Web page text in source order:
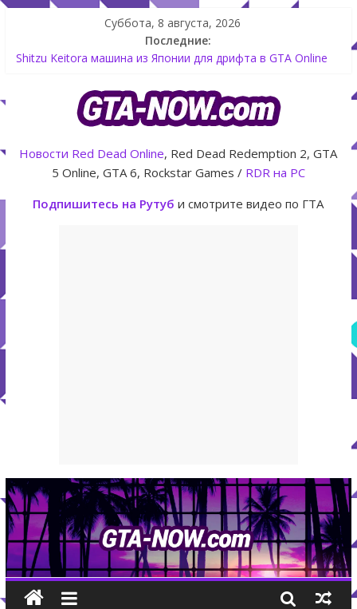
Суббота, 8 августа, 2026
Последние:
Как создать аккаунт Rockstar Games Social Club инструкция
Shitzu Keitora машина из Японии для дрифта в GTA Online
GTA Online уже 14 июля
GTA Online: Rockstar запускает программу Fine Art Collector
Летнее обновление для GTA 5 Online The Kortz Center Heist
Новости Red Dead Online, Red Dead Redemption 2, GTA
5 Online, GTA 6, Rockstar Games / RDR на PC
Подпишитесь на Рутуб и смотрите видео по ГТА